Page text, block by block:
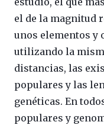
el de la magnitud
unos elementos y
utilizando la
distancias, las
populares y las
genéticas. En
populares y